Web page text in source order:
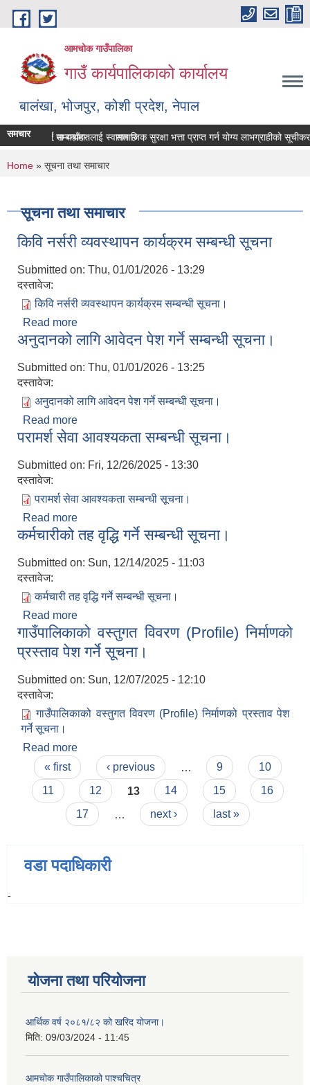
Skip to main content
आमचोक गाउँपालिका
गाउँ कार्यपालिकाको कार्यालय
बालंखा, भोजपुर, कोशी प्रदेश, नेपाल
WEBSITE मा यहाँहरुलाई स्वागत छ ।
समचारपेश गर्ने सम्बन्धमा। सामाजिक सुरक्षा भत्ता प्राप्‍त गर्न योग्य लाभग्राहीको
You are here
Home » सूचना तथा समाचार
सूचना तथा समाचार
किवि नर्सरी व्यवस्थापन कार्यक्रम सम्बन्धी सूचना
Submitted on: Thu, 01/01/2026 - 13:29
दस्तावेज:
किवि नर्सरी व्यवस्थापन कार्यक्रम सम्बन्धी सूचना।
Read more
अनुदानको लागि आवेदन पेश गर्ने सम्बन्धी सूचना।
Submitted on: Thu, 01/01/2026 - 13:25
दस्तावेज:
अनुदानको लागि आवेदन पेश गर्ने सम्बन्धी सूचना।
Read more
परामर्श सेवा आवश्यकता सम्बन्धी सूचना।
Submitted on: Fri, 12/26/2025 - 13:30
दस्तावेज:
परामर्श सेवा आवश्यकता सम्बन्धी सूचना।
Read more
कर्मचारीको तह वृद्धि गर्ने सम्बन्धी सूचना।
Submitted on: Sun, 12/14/2025 - 11:03
दस्तावेज:
कर्मचारी तह वृद्धि गर्ने सम्बन्धी सूचना।
Read more
गाउँपालिकाको वस्तुगत विवरण (Profile) निर्माणको
प्रस्ताव पेश गर्ने सूचना।
Submitted on: Sun, 12/07/2025 - 12:10
दस्तावेज:
गाउँपालिकाको वस्तुगत विवरण (Profile) निर्माणको प्रस्ताव पेश
गर्ने सूचना।
Read more
प्रस्ताव पेश गर्ने सूचना।
Pages
« first ‹ previous 9
10
11
12 13 14 15
16
17
next › last »
वडा पदाधिकारी
-
योजना तथा परियोजना
आर्थिक वर्ष २०८१/८२ को खरिद योजना।
मिति: 09/03/2024 - 11:45
आमचोक गाउँपालिकाको पाश्चचित्र